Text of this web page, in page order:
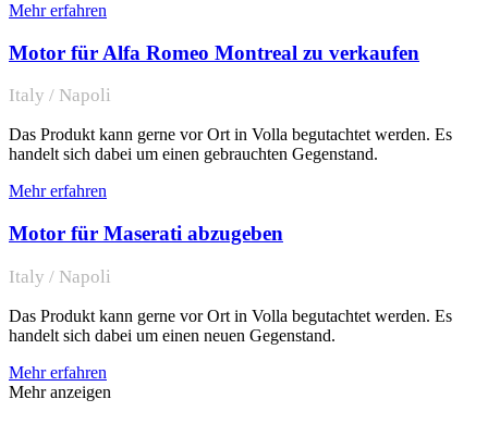
Mehr erfahren
Motor für Alfa Romeo Montreal zu verkaufen
Italy / Napoli
Das Produkt kann gerne vor Ort in Volla begutachtet werden. Es
handelt sich dabei um einen gebrauchten Gegenstand.
Mehr erfahren
Motor für Maserati abzugeben
Italy / Napoli
Das Produkt kann gerne vor Ort in Volla begutachtet werden. Es
handelt sich dabei um einen neuen Gegenstand.
Mehr erfahren
Mehr anzeigen